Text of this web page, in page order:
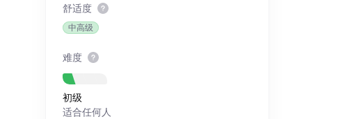
舒适度
中高级
难度
初级
适合任何人